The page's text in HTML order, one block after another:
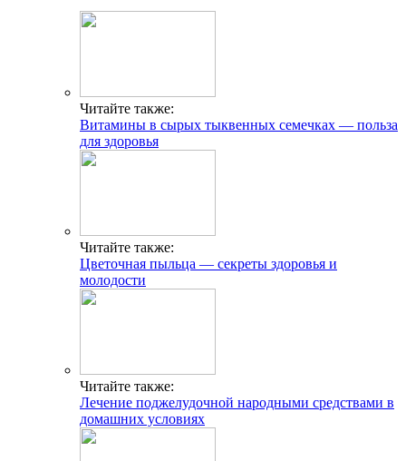
Читайте также:
Витамины в сырых тыквенных семечках — польза
для здоровья
Читайте также:
Цветочная пыльца — секреты здоровья и
молодости
Читайте также:
Лечение поджелудочной народными средствами в
домашних условиях